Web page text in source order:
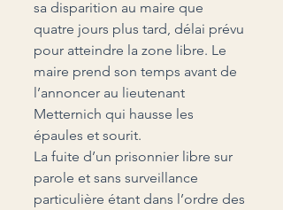
sa disparition au maire que
quatre jours plus tard, délai prévu
pour atteindre la zone libre. Le
maire prend son temps avant de
l’annoncer au lieutenant
Metternich qui hausse les
épaules et sourit.
La fuite d’un prisonnier libre sur
parole et sans surveillance
particulière étant dans l’ordre des